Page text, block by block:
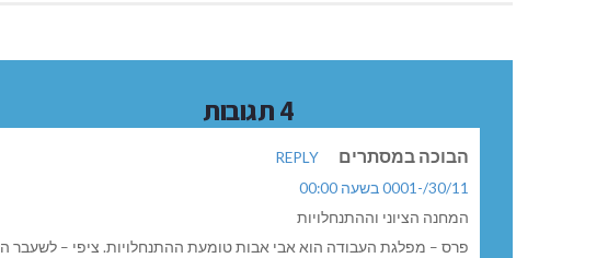
4 תגובות
הבוכה במסתרים
REPLY
30/11/-0001 בשעה 00:00
המחנה הציוני וההתנחלויות
פרס – מפלגת העבודה הוא אבי אבות טומעת ההתנחלויות. ציפי – לשעבר